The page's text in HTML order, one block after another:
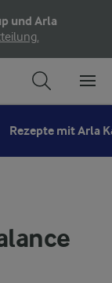
und Arla
Rezepte mit Arla